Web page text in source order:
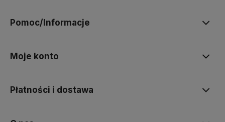
Pomoc/Informacje
Moje konto
Płatności i dostawa